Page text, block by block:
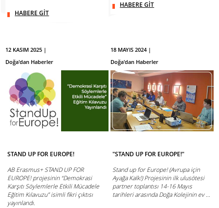
HABERE GİT
HABERE GİT
12 KASIM 2025 |
Doğa'dan Haberler
STAND UP FOR EUROPE!
AB Erasmus+ STAND UP FOR
EUROPE! projesinin “Demokrasi
Karşıtı Söylemlerle Etkili Mücadele
Eğitim Kılavuzu” isimli fikri çıktısı
yayınlandı.
18 MAYIS 2024 |
Doğa'dan Haberler
"STAND UP FOR EUROPE!"
Stand up for Europe! (Avrupa için
Ayağa Kalk!) Projesinin ilk ulusötesi
partner toplantısı 14-16 Mayıs
tarihleri arasında Doğa Kolejinin ev ...